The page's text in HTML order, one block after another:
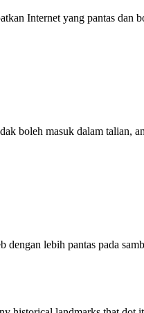
Internet yang pantas dan
boleh masuk dalam talian,
lebih pantas pada